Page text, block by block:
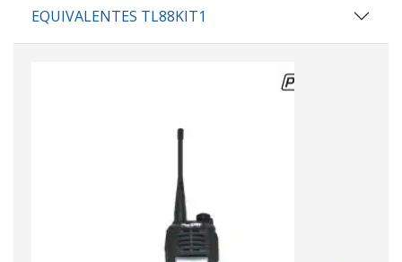
EQUIVALENTES TL88KIT1